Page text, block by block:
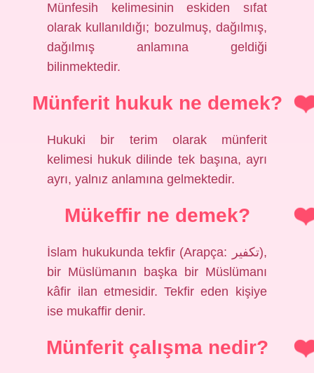
Münfesih kelimesinin eskiden sıfat
olarak kullanıldığı; bozulmuş, dağılmış,
dağılmış anlamına geldiği
bilinmektedir.
Münferit hukuk ne demek?
Hukuki bir terim olarak münferit
kelimesi hukuk dilinde tek başına, ayrı
ayrı, yalnız anlamına gelmektedir.
Mükeffir ne demek?
İslam hukukunda tekfir (Arapça: تكفير),
bir Müslümanın başka bir Müslümanı
kâfir ilan etmesidir. Tekfir eden kişiye
ise mukaffir denir.
Münferit çalışma nedir?